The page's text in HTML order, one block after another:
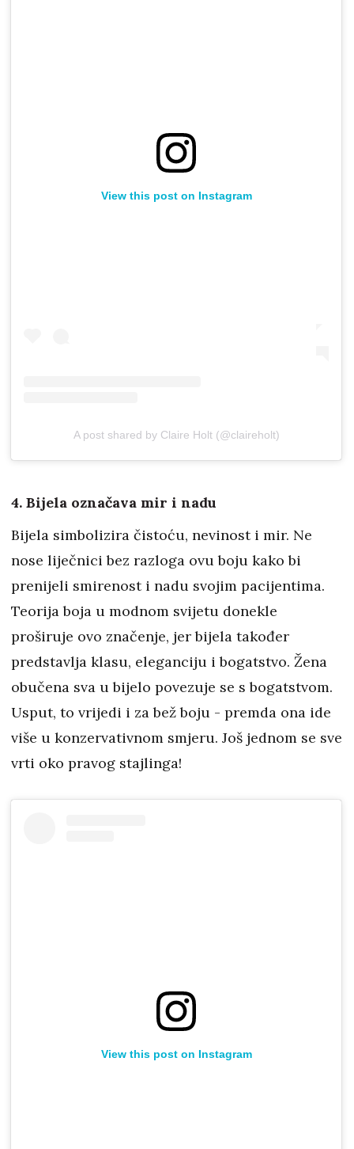
View this post on Instagram
A post shared by Claire Holt (@claireholt)
4. Bijela označava mir i nadu
Bijela simbolizira čistoću, nevinost i mir. Ne
nose liječnici bez razloga ovu boju kako bi
prenijeli smirenost i nadu svojim pacijentima.
Teorija boja u modnom svijetu donekle
proširuje ovo značenje, jer bijela također
predstavlja klasu, eleganciju i bogatstvo. Žena
obučena sva u bijelo povezuje se s bogatstvom.
Usput, to vrijedi i za bež boju - premda ona ide
više u konzervativnom smjeru. Još jednom se sve
vrti oko pravog stajlinga!
View this post on Instagram